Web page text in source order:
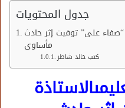
جدول المحتويات
“صفاء على” توفيت إثر حادث
مأساوى
كتب خالد شاطر